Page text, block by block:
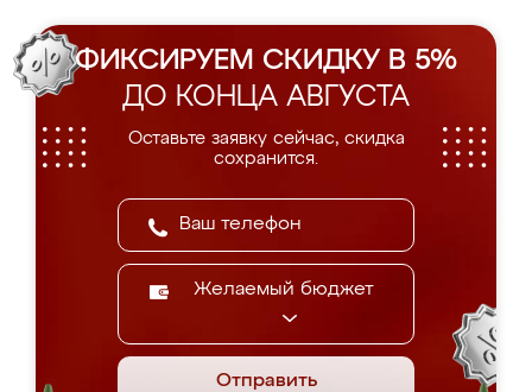
ФИКСИРУЕМ СКИДКУ В 5%
ДО КОНЦА АВГУСТА
Оставьте заявку сейчас, скидка
сохранится.
Желаемый бюджет
Отправить